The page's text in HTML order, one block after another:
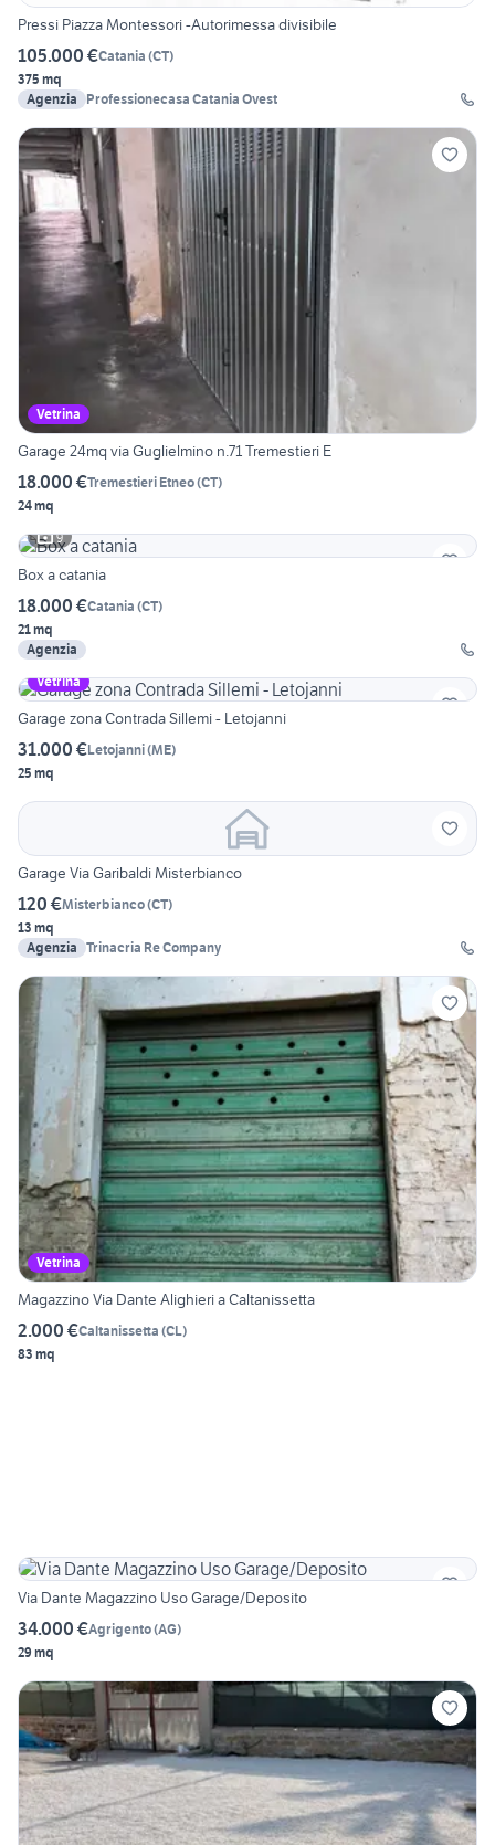
Pressi Piazza Montessori -Autorimessa divisibile
105.000 €Catania (CT)
375 mq
Agenzia
Professionecasa Catania Ovest
Vetrina
Garage 24mq via Guglielmino n.71 Tremestieri E
18.000 €Tremestieri Etneo(CT)
24 mq
9
Box a catania
18.000 €Catania (CT)
21 mq
Agenzia
Vetrina
Garage zona Contrada Sillemi - Letojanni
31.000 €Letojanni(ME)
25 mq
Garage Via Garibaldi Misterbianco
120 €Misterbianco(CT)
13 mq
Agenzia Trinacria Re Company
Vetrina
Magazzino Via Dante Alighieri a Caltanissetta
2.000 €Caltanissetta (CL)
83 mq
Via Dante Magazzino Uso Garage/Deposito
34.000 €Agrigento(AG)
29 mq